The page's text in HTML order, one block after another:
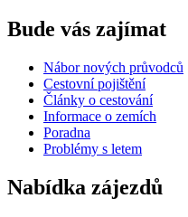
Bude vás zajímat
Nábor nových průvodců
Cestovní pojištění
Články o cestování
Informace o zemích
Poradna
Problémy s letem
Nabídka zájezdů